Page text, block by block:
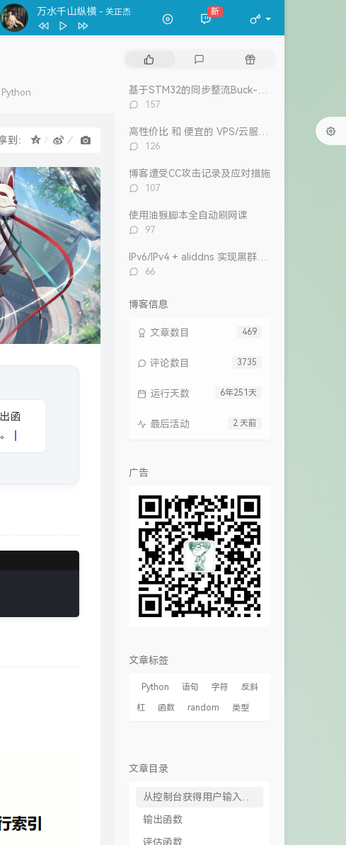
万水千山纵横 - 关正杰
2 一格格 卫兰
周柏豪
5 罗文
张国荣
Dear Leslie 古巨基
9
我们万岁
陈奕迅 / eason and the duo band
10 目前
新
分
Python
到：
文
章
评
随
评
数：
157
评
数：
126
博客遭受CC攻击记录及应对措施
评
数：
107
使用油猴脚本全自动刷网课
评
数：
97
评
66
博客信息
469
文章数目
3735
评论数目
6年251天
运行天数
2 天前
最后活动
广告
文章标签
Python 语句 字符 反斜
杠 函数 random 类型
文章目录
输出函数
评估函数